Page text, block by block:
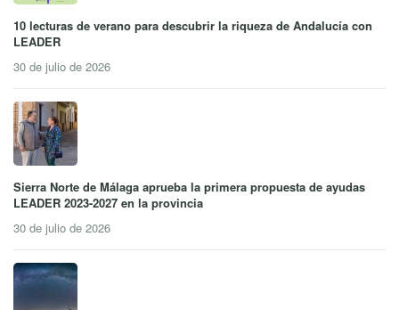
10 lecturas de verano para descubrir la riqueza de Andalucía con
LEADER
30 de julio de 2026
Sierra Norte de Málaga aprueba la primera propuesta de ayudas
LEADER 2023-2027 en la provincia
30 de julio de 2026